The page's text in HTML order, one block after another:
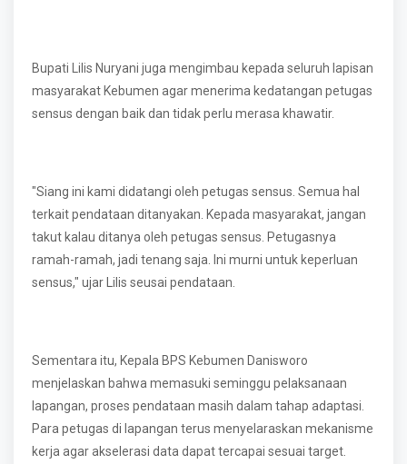
Bupati Lilis Nuryani juga mengimbau kepada seluruh lapisan
masyarakat Kebumen agar menerima kedatangan petugas
sensus dengan baik dan tidak perlu merasa khawatir.
"Siang ini kami didatangi oleh petugas sensus. Semua hal
terkait pendataan ditanyakan. Kepada masyarakat, jangan
takut kalau ditanya oleh petugas sensus. Petugasnya
ramah-ramah, jadi tenang saja. Ini murni untuk keperluan
sensus," ujar Lilis seusai pendataan.
Sementara itu, Kepala BPS Kebumen Danisworo
menjelaskan bahwa memasuki seminggu pelaksanaan
lapangan, proses pendataan masih dalam tahap adaptasi.
Para petugas di lapangan terus menyelaraskan mekanisme
kerja agar akselerasi data dapat tercapai sesuai target.